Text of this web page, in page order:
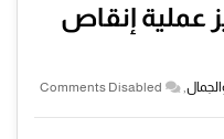
عملية إنقاص
,
Comments Disabled